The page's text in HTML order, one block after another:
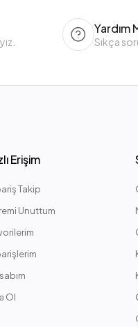
Yardım
Sıkça
Erişim
Takip
Unuttum
Ol